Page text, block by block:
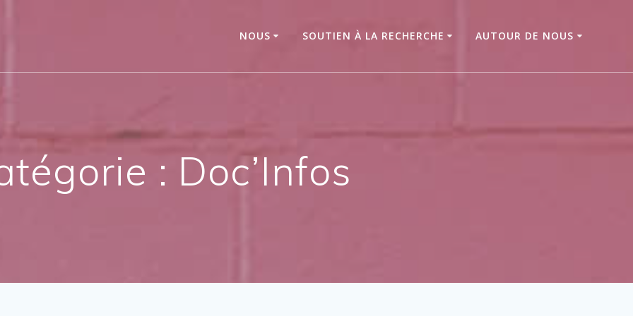
NOUS SOUTIEN À LA RECHERCHE AUTOUR DE NOUS
: Doc’Infos